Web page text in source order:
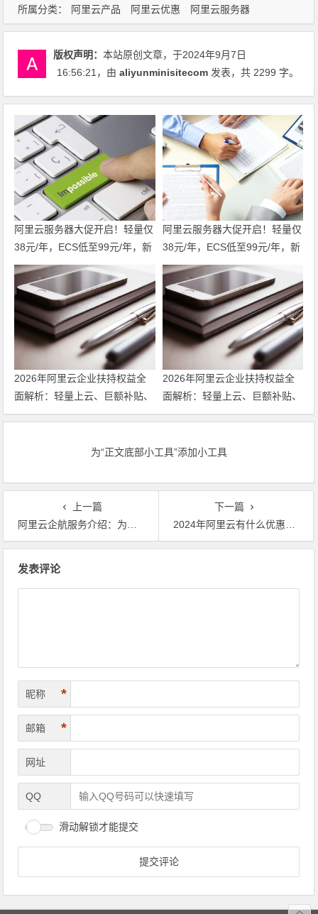
所属分类： 阿里云产品 阿里云优惠 阿里云服务器
版权声明：本站原创文章，于2024年9月7日
16:56:21 ，由aliyunminisitecom 发表，共 2299 字。
阿里云服务器大促开启！轻量仅
38元/年，ECS低至99元/年，新
老用户同享福利！u2i年付3折
起，更有第九代c9i/g9i/r9i企业
级实例限时特惠，不容错过！领
代金券
阿里云服务器大促开启！轻量仅
38元/年，ECS低至99元/年，新
老用户同享福利！u2i年付3折
起，更有第九代c9i/g9i/r9i企业
级实例限时特惠，不容错过！
2026年阿里云企业扶持权益全
面解析：轻量上云、巨额补贴、
专家护航三箭齐发 领代金券
2026年阿里云企业扶持权益全
面解析：轻量上云、巨额补贴、
专家护航三箭齐发
为“正文底部小工具”添加小工具
上一篇
阿里云企航服务介绍：为企业提供建站、公司创办、品牌保护等服务 代金券优惠券领取
下一篇
2024年阿里云有什么优惠活动？适合个人和企业新用户的最新活动推荐 领取代金券优惠券
发表评论
昵称 *
邮箱 *
网址
QQ
滑动解锁才能提交